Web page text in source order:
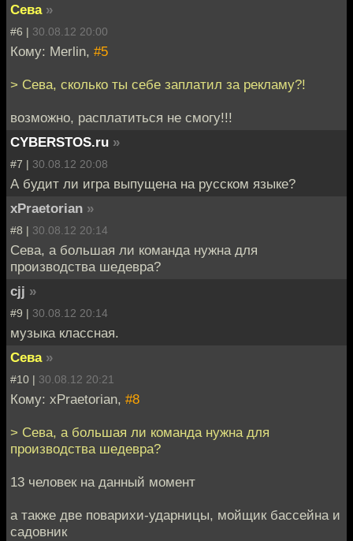
Сева »
#6 | 30.08.12 20:00
Кому: Merlin, #5
> Сева, сколько ты себе заплатил за рекламу?!
возможно, расплатиться не смогу!!!
CYBERSTOS.ru »
#7 | 30.08.12 20:08
А будит ли игра выпущена на русском языке?
xPraetorian »
#8 | 30.08.12 20:14
Сева, а большая ли команда нужна для
производства шедевра?
cjj »
#9 | 30.08.12 20:14
музыка классная.
Сева »
#10 | 30.08.12 20:21
Кому: xPraetorian, #8
> Сева, а большая ли команда нужна для
производства шедевра?
13 человек на данный момент
а также две поварихи-ударницы, мойщик бассейна и
садовник